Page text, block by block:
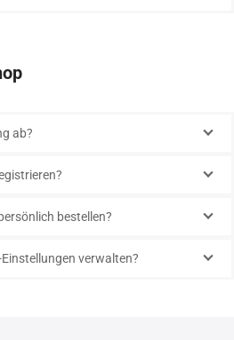
ab?
bestellen?
verwalten?